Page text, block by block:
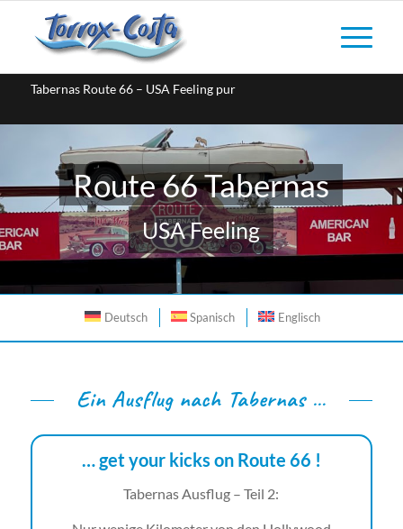
Tabernas Route 66 – USA Feeling pur
Route 66 Tabernas
USA Feeling
Deutsch Spanisch Englisch
Ein Ausflug nach Tabernas …
… get your kicks on Route 66 !
Tabernas Ausflug – Teil 2: